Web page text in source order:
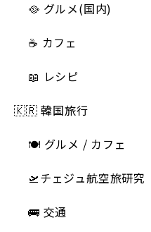
🥘 グルメ(国内)
☕️ カフェ
📖 レシピ
🇰🇷 韓国旅行
🍽 グルメ / カフェ
🛫チェジュ航空旅研究
🚌 交通